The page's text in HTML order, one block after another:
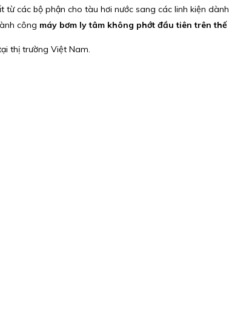
các bộ phận cho tàu hơi nước sang các linh kiện
công máy bơm ly tâm không phớt đầu tiên trên thế
thị trường Việt Nam.